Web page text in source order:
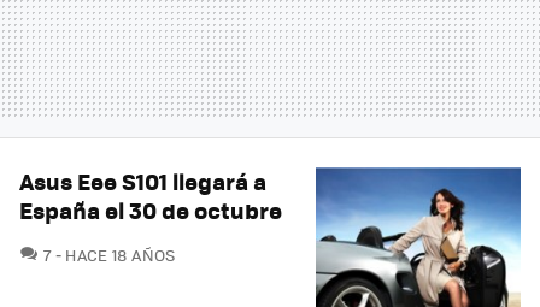
Asus Eee S101 llegará a
España el 30 de octubre
7COMENTARIOS
HACE 18 AÑOS